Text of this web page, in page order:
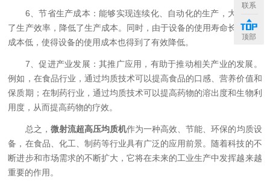
6、节省生产成本：能够实现连续化、自动化的生产，大大提高
了生产效率，降低了生产成本。同时，由于设备的使用寿命长、维护
成本低，使得设备的使用成本也得到了有效降低。
7、促进产业发展：其推广应用，有助于推动相关产业的发展。
例如，在食品行业，通过均质技术可以提高食品的口感、营养价值和
保质期；在制药行业，通过均质技术可以提高药物的溶出度和生物利
用度，从而提高药物的疗效。
总之， 微射流超高压均质机作为一种高效、节能、环保的均质设
备，在食品、化工、制药等行业具有广泛的应用前景。随着科技的不
断进步和市场需求的不断扩大，它将在未来的工业生产中发挥越来越
重要的作用。
联系
顶部